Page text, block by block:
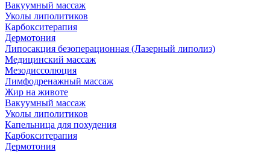
Вакуумный массаж
Уколы липолитиков
Карбокситерапия
Дермотония
Липосакция безоперационная (Лазерный липолиз)
Медицинский массаж
Мезодиссолюция
Лимфодренажный массаж
Жир на животе
Вакуумный массаж
Уколы липолитиков
Капельница для похудения
Карбокситерапия
Дермотония